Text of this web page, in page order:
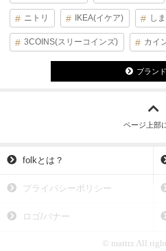
ニトリ IKEA(イケア) し
3COINS(スリーコインズ) カイ
ブラン
ページ上部
folkとは？
プライバシーポリシー
ロゴ/バナー
© mattrz All